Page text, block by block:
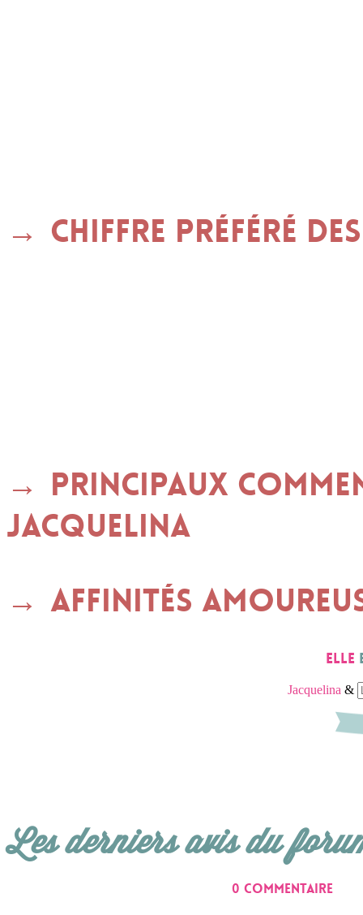
Chiffre préféré des
Principaux
JACQUELINA
Affinités
Elle
Jacquelina &
Les derniers avis du
0 commentaire